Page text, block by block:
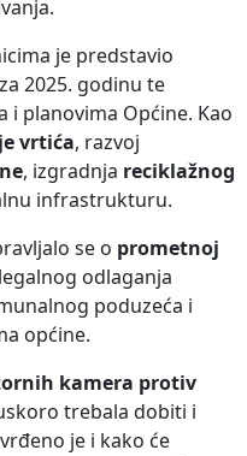
je predstavio
2025. godinu te
planovima Općine. Kao
vrtića, razvoj
, izgradnja reciklažnog
infrastrukturu.
se o prometnoj
odlaganja
poduzeća i
općine.
kamera protiv
trebala dobiti i
je i kako će